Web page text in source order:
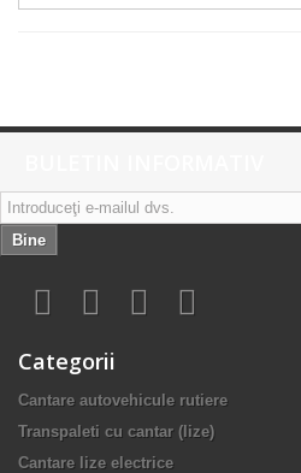
Bine
Categorii
Cantare autovehicule rutiere
Transpaleti cu cantar (lize)
Cantare lize electrice